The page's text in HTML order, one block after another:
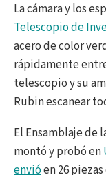
La cámara y los
Telescopio de
acero de color
rápidamente
telescopio y su
Rubin escanear
El Ensamblaje de
montó y probó en
envióen 26